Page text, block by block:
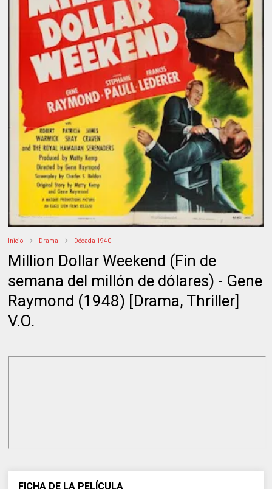
Inicio Drama Década 1940
Million Dollar Weekend (Fin de
semana del millón de dólares) - Gene
Raymond (1948) [Drama, Thriller]
V.O.
FICHA DE LA PELÍCULA